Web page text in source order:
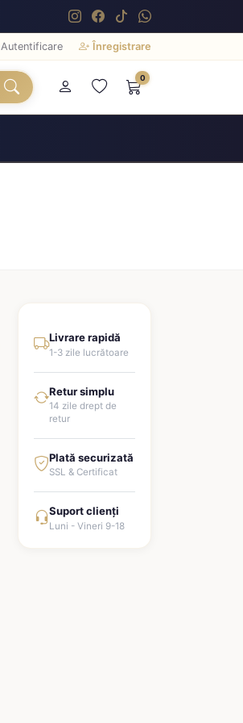
Autentificare Înregistrare
0
Livrare rapidă
1-3 zile lucrătoare
Retur simplu
14 zile drept de
retur
Plată securizată
SSL & Certificat
Suport clienți
Luni - Vineri 9-18